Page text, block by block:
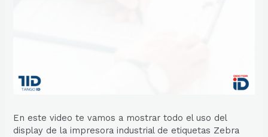
En este video te vamos a mostrar todo el uso del
display de la impresora industrial de etiquetas Zebra